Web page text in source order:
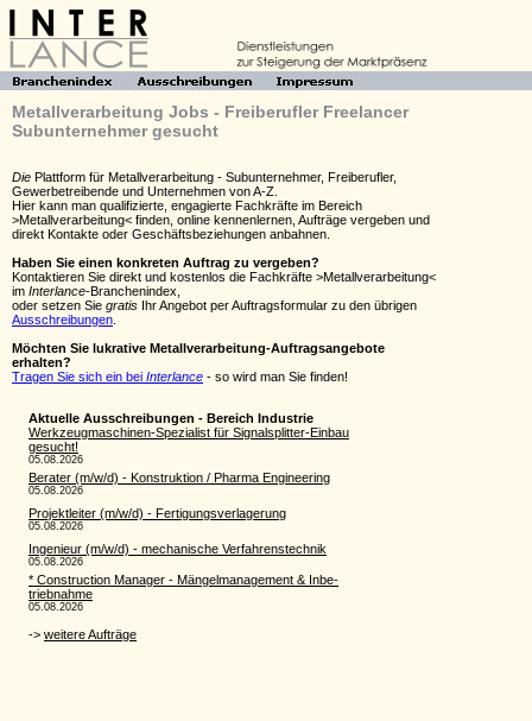
Metallverarbeitung Jobs - Freiberufler Freelancer
Subunternehmer gesucht
Die Plattform für Metallverarbeitung - Subunternehmer, Freiberufler,
Gewerbetreibende und Unternehmen von A-Z.
Hier kann man qualifizierte, engagierte Fachkräfte im Bereich
>Metallverarbeitung< finden, online kennenlernen, Aufträge vergeben und
direkt Kontakte oder Geschäftsbeziehungen anbahnen.
Haben Sie einen konkreten Auftrag zu vergeben?
Kontaktieren Sie direkt und kostenlos die Fachkräfte >Metallverarbeitung<
im Interlance-Branchenindex,
oder setzen Sie gratis Ihr Angebot per Auftragsformular zu den übrigen
Ausschreibungen
Möchten Sie lukrative Metallverarbeitung-Auftragsangebote
erhalten?
Tragen Sie sich ein bei Interlance - so wird man Sie finden!